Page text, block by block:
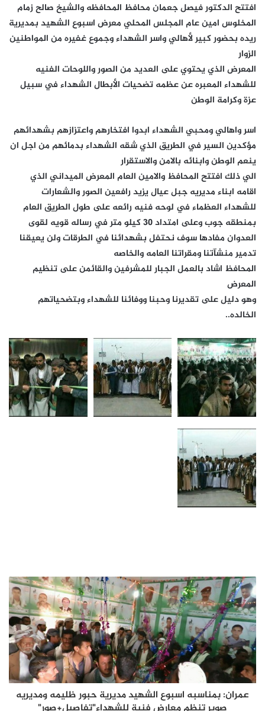
افتتح الدكتور فيصل جعمان محافظ المحافظه والشيخ صالح زمام
المخلوس امين عام المجلس المحلي معرض اسبوع الشهيد بمديرية
ريده بحضور كبير لأهالي واسر الشهداء وجموع غفيره من المواطنين
الزوار
المعرض الذي يحتوي على العديد من الصور واللوحات الفنيه
للشهداء المعبره عن عظمه تضحيات الأبطال الشهداء في سبيل
عزة وكرامة الوطن
اسر واهالي ومحبي الشهداء ابدوا افتخارهم واعتزازهم بشهدائهم
مؤكدين السير في الطريق الذي شقه الشهداء بدمائهم من اجل ان
ينعم الوطن وابنائه بالامن والاستقرار
الي ذلك افتتح المحافظ والامين العام المعرض الميداني الذي
اقامه ابناء مديريه جبل عيال يزيد رافعين الصور والشعارات
للشهداء العظماء في لوحه فنيه رائعه على طول الطريق العام
بمنطقه جوب وعلى امتداد 30 كيلو متر في رساله قويه لقوى
العدوان مفادها سوف نحتفل بشهدائنا في الطرقات ولن يعيقنا
تدمير منشآتنا ومقراتنا العامه والخاصه
المحافظ اشاد بالعمل الجبار للمشرفين والقائمن على تنظيم
المعرض
وهو دليل على تقديرنا وحبنا ووفائنا للشهداء وبتضحياتهم
الخالده..
عمران: بمناسبه اسبوع الشهيد مديرية حبور ظليمه ومديريه